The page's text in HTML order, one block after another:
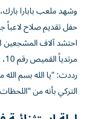
وشهد ملعب بابارا
حفل تقديم صلاح
احتشد آلاف المشجعين
رددت: "يا الله بسم
التركي بأنه من